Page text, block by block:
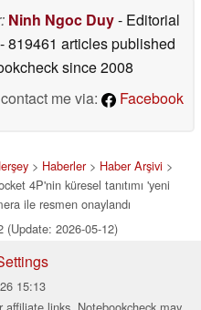
Ninh Ngoc Duy- Editorial
- 819461 articles published
since 2008
contact me via:
Facebook
> Haberler> Haber Arşivi >
4P'nin küresel tanıtımı 'yeni
ile resmen onaylandı
(Update: 2026-05-12)
15:13